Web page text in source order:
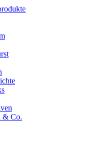
& Co.